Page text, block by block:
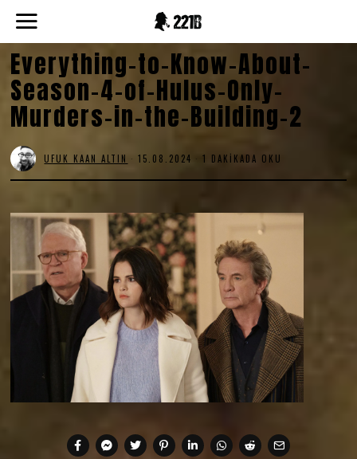
Everything-to-Know-About-
Season-4-of-Hulus-Only-
Murders-in-the-Building-2
UFUK KAAN ALTIN 15.08.2024 1 DAKIKADA OKU